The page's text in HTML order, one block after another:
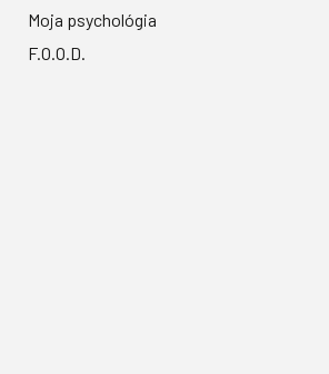
Moja psychológia
F.O.O.D.